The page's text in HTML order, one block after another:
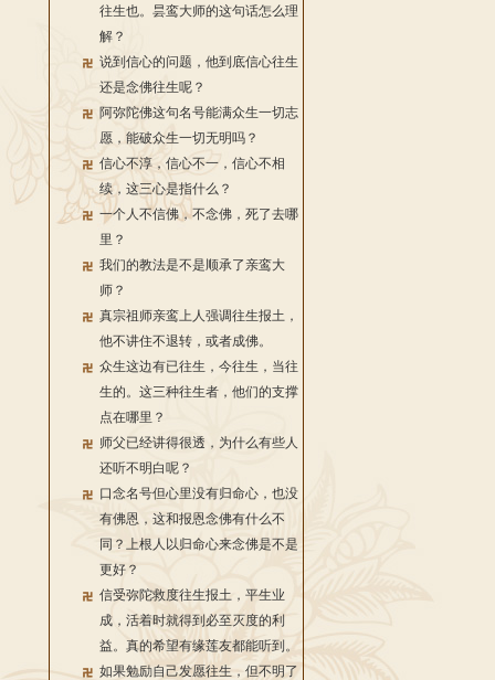
往生也。昙鸾大师的这句话怎么理
解？
说到信心的问题，他到底信心往生
还是念佛往生呢？
阿弥陀佛这句名号能满众生一切志
愿，能破众生一切无明吗？
信心不淳，信心不一，信心不相
续，这三心是指什么？
一个人不信佛，不念佛，死了去哪
里？
我们的教法是不是顺承了亲鸾大
师？
真宗祖师亲鸾上人强调往生报土，
他不讲住不退转，或者成佛。
众生这边有已往生，今往生，当往
生的。这三种往生者，他们的支撑
点在哪里？
师父已经讲得很透，为什么有些人
还听不明白呢？
口念名号但心里没有归命心，也没
有佛恩，这和报恩念佛有什么不
同？上根人以归命心来念佛是不是
更好？
信受弥陀救度往生报土，平生业
成，活着时就得到必至灭度的利
益。真的希望有缘莲友都能听到。
如果勉励自己发愿往生，但不明了